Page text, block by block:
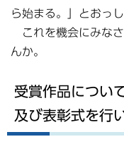
ら始まる。」とおっ
これを機会にみな
んか。
受賞作品につい
及び表彰式を行